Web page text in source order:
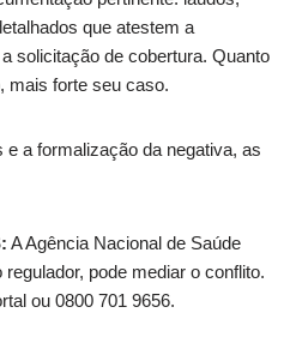
que atestem a
solicitação de cobertura. Quanto
mais forte seu caso.
a formalização da negativa, as
A Agência Nacional de Saúde
pode mediar o conflito.
ou 0800 701 9656.